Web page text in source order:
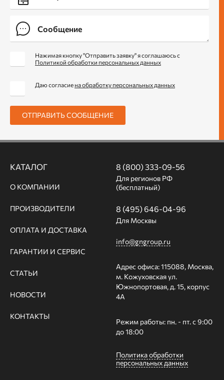
Нажимая кнопку "Отправить заявку" я соглашаюсь с
Политикой обработки персональных данных
Даю согласие на обработку персональных данных
ОТПРАВИТЬ СООБЩЕНИЕ
КАТАЛОГ
О КОМПАНИИ
ПРОИЗВОДИТЕЛИ
ОПЛАТА И ДОСТАВКА
ГАРАНТИИ И СЕРВИС
СТАТЬИ
НОВОСТИ
КОНТАКТЫ
8 (800) 333-09-56
Для регионов РФ
(бесплатный)
8 (495) 646-04-96
Для Москвы
info@gngroup.ru
Адрес офиса: 115088, Москва,
м. Кожуховская ул.
Южнопортовая, д. 15, корпус
4А
Режим работы: пн. - пт. с 9:00
до 18:00
Политика обработки
персональных данных